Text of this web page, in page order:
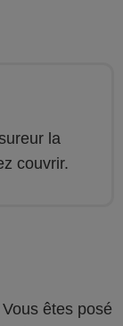
la
couvrir.
êtes posé